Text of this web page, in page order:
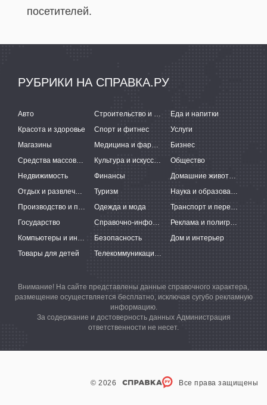
посетителей.
РУБРИКИ НА СПРАВКА.РУ
Авто Строительство и ремонт
Еда и напитки
Красота и здоровье
Спорт и фитнес
Услуги
Магазины
Медицина и фармацевтика
Бизнес
Средства массовой информации
Культура и искусство
Общество
Недвижимость
Финансы
Домашние животные
Отдых и развлечения
Туризм
Наука и образование
Производство и поставки
Одежда и мода
Транспорт и перевозки
Государство
Справочно-информационные системы
Реклама и полиграфия
Компьютеры и интернет
Безопасность
Дом и интерьер
Товары для детей
Телекоммуникации и связь
Внимание! На сайте представлены данные справочного характера,
размещение осуществляется бесплатно, исключая сугубо рекламную
информацию.
За содержание и достоверность данных Администрация
ответственности не несет.
© 2026 Все права защищены